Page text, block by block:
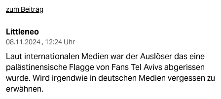
zum Beitrag
Littleneo
08.11.2024 , 12:24 Uhr
Laut internationalen Medien war der Auslöser das eine
palästinensische Flagge von Fans Tel Avivs abgerissen
wurde. Wird irgendwie in deutschen Medien vergessen zu
erwähnen.